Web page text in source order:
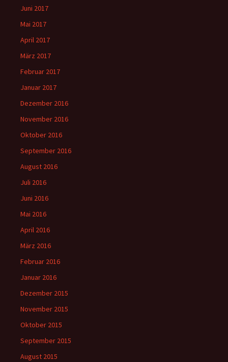
Juni 2017
Mai 2017
April 2017
März 2017
Februar 2017
Januar 2017
Dezember 2016
November 2016
Oktober 2016
September 2016
August 2016
Juli 2016
Juni 2016
Mai 2016
April 2016
März 2016
Februar 2016
Januar 2016
Dezember 2015
November 2015
Oktober 2015
September 2015
August 2015